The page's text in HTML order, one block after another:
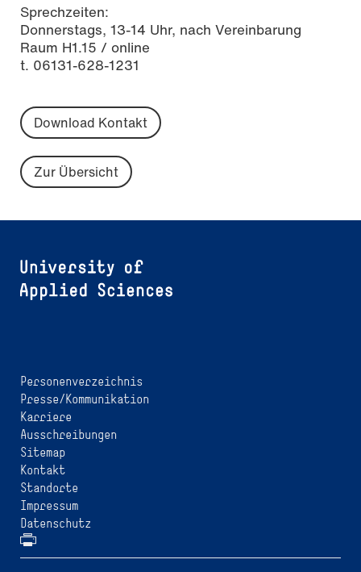
Sprechzeiten:
Donnerstags, 13-14 Uhr, nach Vereinbarung
Raum H1.15 / online
t. 06131-628-1231
Download Kontakt
Zur Übersicht
Personenverzeichnis
Presse/Kommunikation
Karriere
Ausschreibungen
Sitemap
Kontakt
Standorte
Impressum
Datenschutz